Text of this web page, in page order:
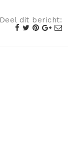
Deel dit bericht: